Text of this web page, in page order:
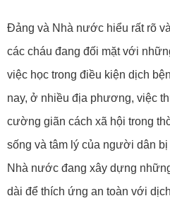
Đảng và Nhà nước hiểu rất rõ
các cháu đang đối mặt với
việc học trong điều kiện dịch
nay, ở nhiều địa phương, việc
cường giãn cách xã hội trong
sống và tâm lý của người dân
Nhà nước đang xây dựng
dài để thích ứng an toàn với